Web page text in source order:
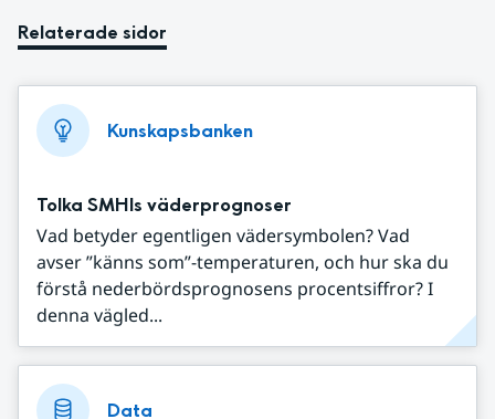
Relaterade sidor
Kunskapsbanken
Tolka SMHIs väderprognoser
Vad betyder egentligen vädersymbolen? Vad
avser ”känns som”-temperaturen, och hur ska du
förstå nederbördsprognosens procentsiffror? I
denna vägled...
Data